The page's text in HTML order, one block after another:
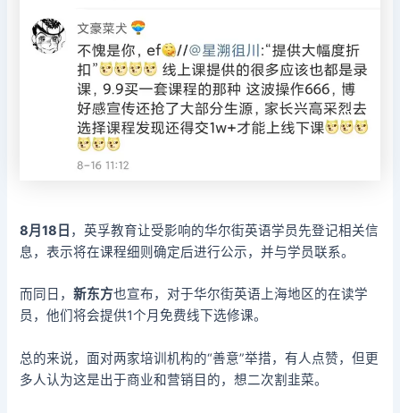
8月18日 ，英孚教育让受影响的华尔街英语学员先登记相关信
息，表示将在课程细则确定后进行公示，并与学员联系。
而同日，新东方也宣布，对于华尔街英语上海地区的在读学
员，他们将会提供1个月免费线下选修课。
总的来说，面对两家培训机构的“善意”举措，有人点赞，但更
多人认为这是出于商业和营销目的，想二次割韭菜。